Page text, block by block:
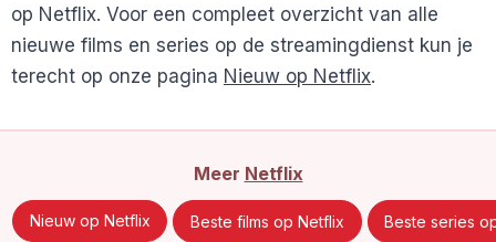
op Netflix. Voor een compleet overzicht van alle
nieuwe films en series op de streamingdienst kun je
terecht op onze pagina Nieuw op Netflix.
Meer Netflix
Nieuw op Netflix Beste films op Netflix Beste series